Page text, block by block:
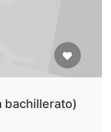
bachillerato)